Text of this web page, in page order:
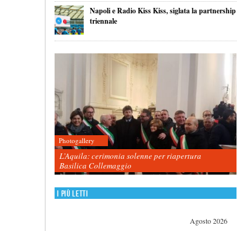
Napoli e Radio Kiss Kiss, siglata la partnership
triennale
Photogallery
L’Aquila: cerimonia solenne per riapertura
Basilica Collemaggio
I più letti
Agosto 2026